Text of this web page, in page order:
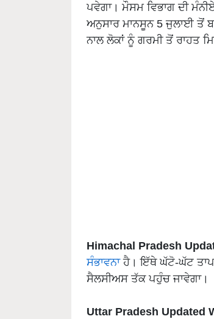
ਪਵੇਗਾ। ਮੌਸਮ ਵਿਭਾਗ ਦੀ
ਅਨੁਸਾਰ ਮਾਨਸੂਨ 5 ਜੁਲਾਈ ਤੋਂ
ਨਾਲ ਲੋਕਾਂ ਨੂੰ ਗਰਮੀ ਤੋਂ ਰਾਹਤ
Himachal Pradesh
ਸੰਭਾਵਨਾਹੈ। ਇੱਥੇ ਘੱਟੋ-ਘੱਟ
ਸੈਲਸੀਅਸ ਤੱਕ ਪਹੁੰਚ ਜਾਵੇਗਾ।
Uttar Pradesh Updated